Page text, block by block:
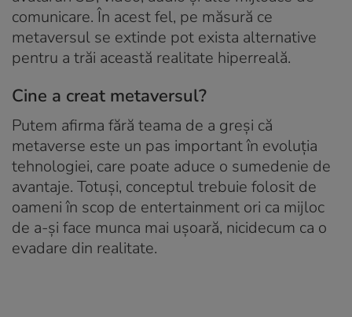
comunicare. În acest fel, pe măsură ce
metaversul se extinde pot exista alternative
pentru a trăi această realitate hiperreală.
Cine a creat metaversul?
Putem afirma fără teama de a greși că
metaverse este un pas important în evoluția
tehnologiei, care poate aduce o sumedenie de
avantaje. Totuși, conceptul trebuie folosit de
oameni în scop de entertainment ori ca mijloc
de a-și face munca mai ușoară, nicidecum ca o
evadare din realitate.